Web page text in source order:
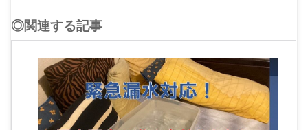
◎関連する記事